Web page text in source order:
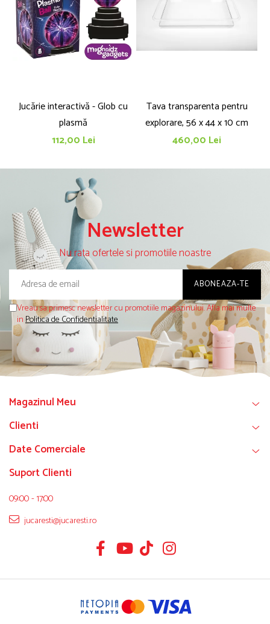
Jucărie interactivă - Glob cu
plasmă
112,00 Lei
Tava transparenta pentru
explorare, 56 x 44 x 10 cm
460,00 Lei
Newsletter
Nu rata ofertele si promotiile noastre
Vreau sa primesc newsletter cu promotiile magazinului. Afla mai multe
inPolitica de Confidentialitate
Magazinul Meu
Clienti
Date Comerciale
Suport Clienti
09:00 - 17:00
jucaresti@jucaresti.ro